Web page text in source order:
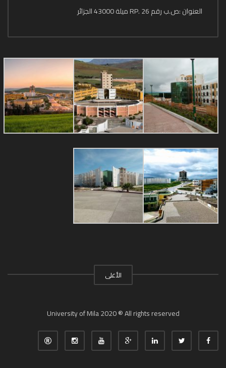
العنوان :ص.ب رقم 26 .RP ميلة 43000 الجزائر
الأعلى
University of Mila 2020 ® All rights reserved